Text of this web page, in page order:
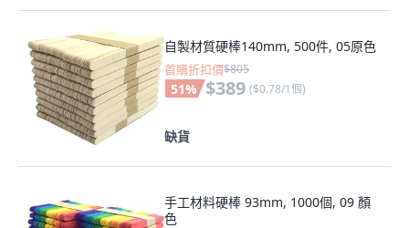
自製材質硬棒140mm, 500件, 05原色
首購折扣價$805
51% $389 ($0.78/1個)
缺貨
手工材料硬棒 93mm, 1000個, 09 顏
色